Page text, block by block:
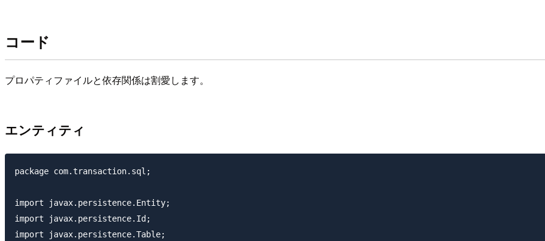
コード
プロパティファイルと依存関係は割愛します。
エンティティ
package com.transaction.sql;
import javax.persistence.Entity;
import javax.persistence.Id;
import javax.persistence.Table;